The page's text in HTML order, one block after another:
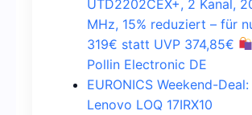
UTD2202CEX+, 2 Kanal,
MHz, 15% reduziert – für
319€ statt UVP 374,85€
Pollin Electronic DE
EURONICS Weekend-Deal:
Lenovo LOQ 17IRX10